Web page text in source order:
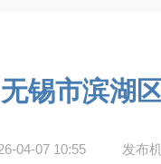
锡市滨湖
04-07 10:55 发布